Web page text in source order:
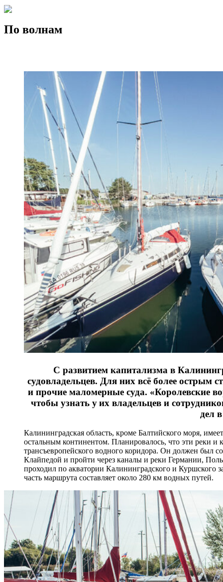
По волнам
С развитием капитализма в
судовладельцев. Для них всё более острым
и прочие маломерные суда. «Королевские
чтобы узнать у их владельцев и
дел
Калининградская область, кроме Балтийского моря,
остальным континентом. Планировалось, что эти реки и
трансъевропейского водного коридора. Он должен был
Клайпедой и пройти через каналы и реки Германии,
проходил по акватории Калининградского и Куршского
часть маршрута составляет около 280 км водных путей.